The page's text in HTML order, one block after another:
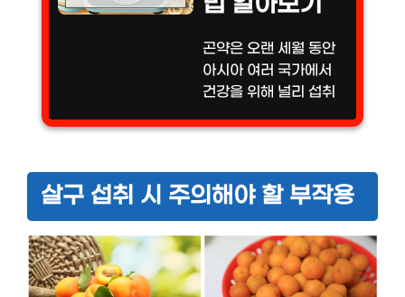
곤약은 오랜 세월 동안
아시아 여러 국가에서
건강을 위해 널리 섭취
특히 저칼로리와 고식
다양한 건강 관리에 도
움을 줄 수 있는 식품
으...
살구 섭취 시 주의해야 할 부작용